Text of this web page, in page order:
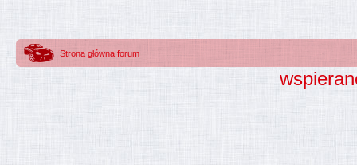
Strona główna forum